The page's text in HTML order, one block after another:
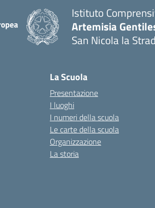
Istituto
Artemisia
San Nicola la
La Scuola
Presentazione
I luoghi
I numeri della scuola
Le carte della scuola
Organizzazione
La storia